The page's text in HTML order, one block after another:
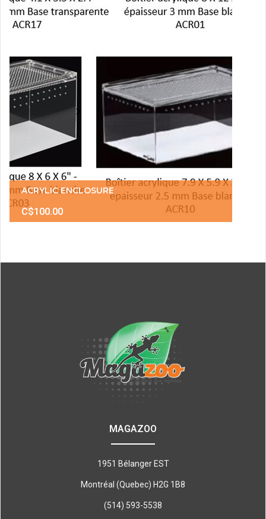
ACRYLIC ENCLOSURE
C$100.00
MAGAZOO
1951 Bélanger EST
Montréal (Quebec) H2G 1B8
(514) 593-5538